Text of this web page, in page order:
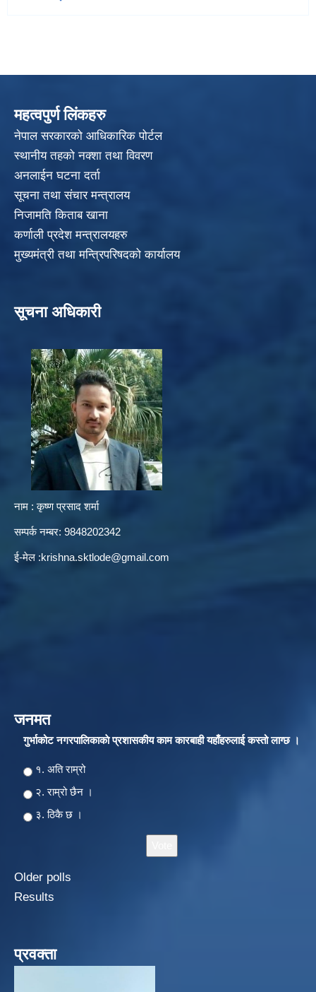
महत्वपुर्ण लिंकहरु
नेपाल सरकारको आधिकारिक पोर्टल
स्थानीय तहको नक्शा तथा विवरण
अनलाईन घटना दर्ता
सूचना तथा संचार मन्त्रालय
निजामति किताब खाना
कर्णाली प्रदेश मन्त्रालयहरु
मुख्यमंत्री तथा मन्त्रिपरिषदको कार्यालय
सूचना अधिकारी
नाम : कृष्ण प्रसाद शर्मा
सम्पर्क नम्बर: 9848202342
ई-मेल :krishna.sktlode@gmail.com
जनमत
गुर्भाकोट नगरपालिकाकाे प्रशासकीय काम कारबाही यहाँहरुलाई कस्तो लाग्छ ।
Choices
१. अति राम्रो
२‍‍. राम्रो छैन ।
३. ठिकै छ ।
Older polls
Results
प्रवक्ता